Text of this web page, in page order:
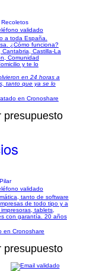
validado
a toda España.
¿Cómo funciona?
Castilla-La
Comunidad
y te lo
en 24 horas a
tanto que ya se lo
en Cronoshare
presupuesto
validado
tanto de software
de todo tipo y a
tablets,
con garantía. 20 años
en Cronoshare
presupuesto